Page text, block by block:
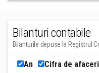
Bilanturi contabile
Bilanturile depuse la Registrul
An Cifra de afaceri